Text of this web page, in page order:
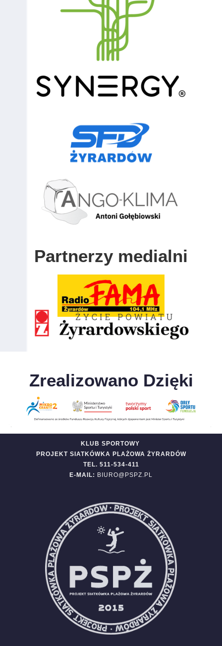
Partnerzy medialni
Zrealizowano Dzięki
KLUB SPORTOWY
PROJEKT SIATKÓWKA PLAŻOWA ŻYRARDÓW
TEL. 511-534-411
E-MAIL: BIURO@PSPZ.PL